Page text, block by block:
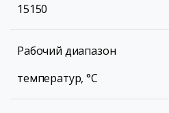
15150
Рабочий диапазон
температур, °C